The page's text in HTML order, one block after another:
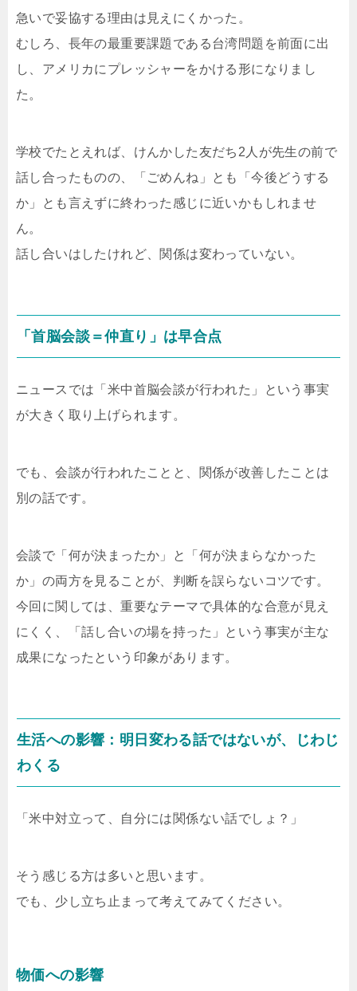
急いで妥協する理由は見えにくかった。
むしろ、長年の最重要課題である台湾問題を前面に出
し、アメリカにプレッシャーをかける形になりまし
た。
学校でたとえれば、けんかした友だち2人が先生の前で
話し合ったものの、「ごめんね」とも「今後どうする
か」とも言えずに終わった感じに近いかもしれませ
ん。
話し合いはしたけれど、関係は変わっていない。
「首脳会談＝仲直り」は早合点
ニュースでは「米中首脳会談が行われた」という事実
が大きく取り上げられます。
でも、会談が行われたことと、関係が改善したことは
別の話です。
会談で「何が決まったか」と「何が決まらなかった
か」の両方を見ることが、判断を誤らないコツです。
今回に関しては、重要なテーマで具体的な合意が見え
にくく、「話し合いの場を持った」という事実が主な
成果になったという印象があります。
生活への影響：明日変わる話ではないが、じわじ
わくる
「米中対立って、自分には関係ない話でしょ？」
そう感じる方は多いと思います。
でも、少し立ち止まって考えてみてください。
物価への影響